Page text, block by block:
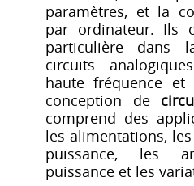
paramètres, et la
par ordinateur. Ils
particulière dans
circuits
haute fréquence et
conception de
comprend des
les alimentations,
puissance, les
puissance et les